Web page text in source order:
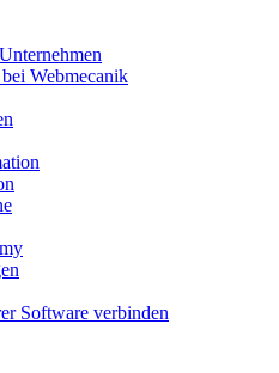
Webmecanik
Software verbinden